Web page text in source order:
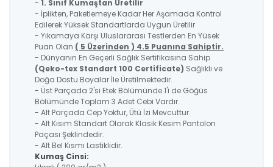
- 1. Sınıf Kumaştan Üretilir
- İplikten, Paketlemeye Kadar Her Aşamada Kontrol
Edilerek Yüksek Standartlarda Uygun Üretilir
- Yıkamaya Karşı Uluslararası Testlerden En Yüsek
Puan Olan ( 5 Üzerinden ) 4.5 Puanına Sahiptir.
- Dünyanın En Geçerli Sağlık Sertifikasına Sahip
(Qeko-tex Standart 100 Certificate) Sağlıklı ve
Doğa Dostu Boyalar İle Üretilmektedir.
- Üst Parçada 2'si Etek Bölümünde 1'i de Göğüs
Bölümünde Toplam 3 Adet Cebi Vardır.
- Alt Parçada Cep Yoktur, Ütü İzi Mevcuttur.
- Alt Kısım Standart Olarak Klasik Kesim Pantolon
Paçası Şeklindedir.
- Alt Bel Kısmı Lastiklidir.
Kumaş Cinsi: